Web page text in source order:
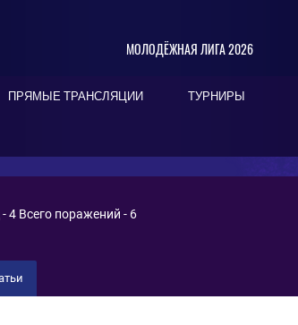
МОЛОДЁЖНАЯ ЛИГА 2026
ПРЯМЫЕ ТРАНСЛЯЦИИ ТУРНИРЫ
- 4 Всего поражений - 6